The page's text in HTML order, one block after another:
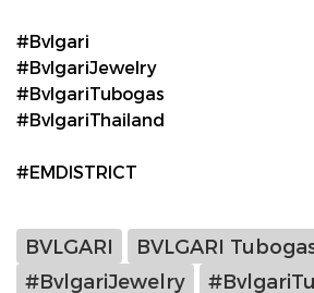
#Bvlgari
#BvlgariJewelry
#BvlgariTubogas
#BvlgariThailand
#EMDISTRICT
BVLGARI BVLGARI
#BvlgariJewelry